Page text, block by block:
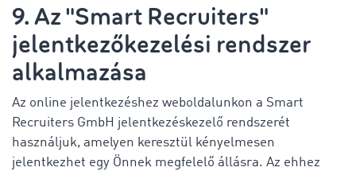
9. Az "Smart Recruiters"
jelentkezőkezelési rendszer
alkalmazása
Az online jelentkezéshez weboldalunkon a Smart
Recruiters GmbH jelentkezéskezelő rendszerét
használjuk, amelyen keresztül kényelmesen
jelentkezhet egy Önnek megfelelő állásra. Az ehhez